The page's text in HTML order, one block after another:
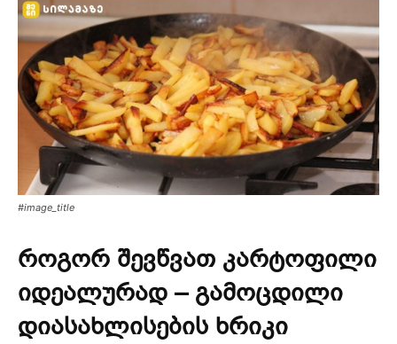
#image_title
როგორ შევწვათ კარტოფილი
იდეალურად – გამოცდილი
დიასახლისების ხრიკი